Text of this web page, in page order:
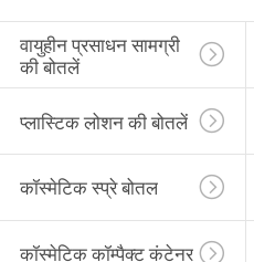
वायुहीन प्रसाधन सामग्री
की बोतलें
प्लास्टिक लोशन की बोतलें
कॉस्मेटिक स्प्रे बोतल
कॉस्मेटिक कॉम्पैक्ट कंटेनर